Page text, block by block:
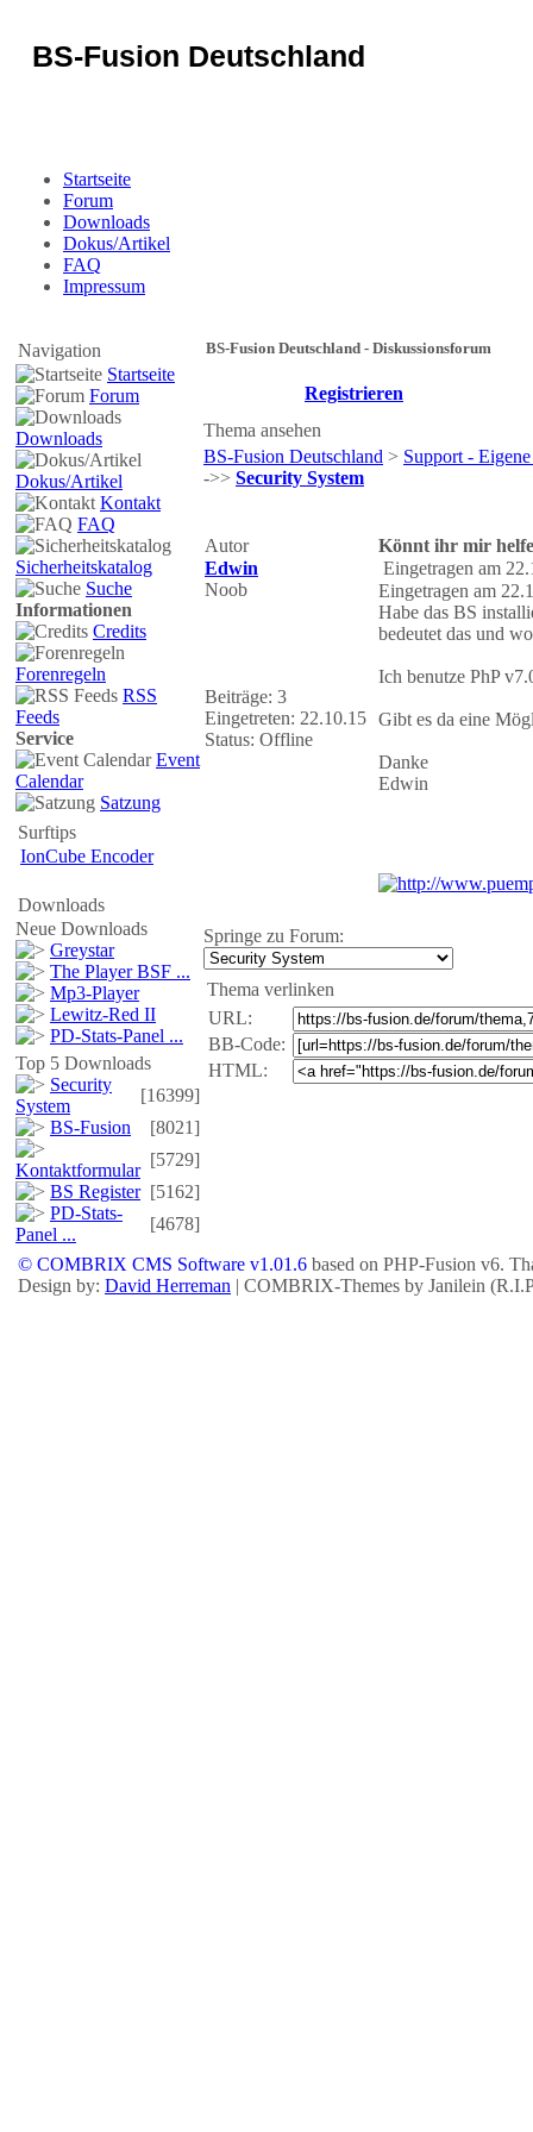
BS-Fusion Deutschland
Startseite
Forum
Downloads
Dokus/Artikel
FAQ
Impressum
Navigation
Startseite
Forum
Downloads
Dokus/Artikel
Kontakt
FAQ
Sicherheitskatalog
Suche
Informationen
Credits
Forenregeln
RSS
Feeds
Service
Event
Calendar
Satzung
Surftips
IonCube Encoder
Downloads
Neue Downloads
Greystar
The Player BSF ...
Mp3-Player
Lewitz-Red II
PD-Stats-Panel ...
Top 5 Downloads
Security
System
[16399]
BS-Fusion
[8021]
Kontaktformular
[5729]
BS Register [5162]
PD-Stats-
Panel ...
[4678]
BS-Fusion Deutschland - Diskussionsforum
Registrieren
Thema ansehen
BS-Fusion Deutschland > Support -
->> Security System
Autor
Könnt ihr mir
Edwin
Noob
Beiträge: 3
Eingetreten: 22.10.15
Status: Offline
Eingetragen am
Eingetragen am
Habe das BS
bedeutet das und
Ich benutze PhP
Gibt es da eine
Danke
Edwin
Springe zu Forum:
Thema verlinken
URL:
BB-Code:
HTML:
© COMBRIX CMS Software v1.01.6 based on PHP-Fusion v6.
Design by: David Herreman | COMBRIX-Themes by Janilein